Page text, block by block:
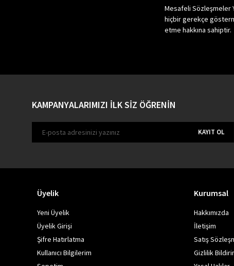
Mesafeli Sözleşmeler
hiçbir gerekçe
etme hakkına sahiptir.
KAMPANYALARIMIZI İLK SİZ ÖĞRENİN
KAYIT OL
Üyelik
Yeni Üyelik
Üyelik Girişi
Şifre Hatırlatma
Kullanıcı Bilgilerim
Kurumsal
Hakkımızda
İletişim
Satış
Gizlilik